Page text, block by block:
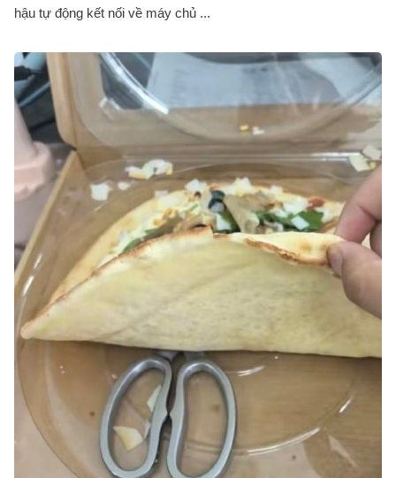
hậu tự động kết nối về máy chủ ...